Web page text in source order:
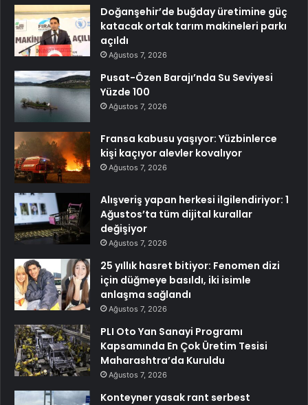
Doğanşehir’de buğday üretimine güç
katacak ortak tarım makineleri parkı
açıldı
Ağustos 7, 2026
Pusat-Özen Barajı’nda Su Seviyesi
Yüzde 100
Ağustos 7, 2026
Fransa kabusu yaşıyor: Yüzbinlerce
kişi kaçıyor alevler kovalıyor
Ağustos 7, 2026
Alışveriş yapan herkesi ilgilendiriyor: 1
Ağustos’ta tüm dijital kurallar
değişiyor
Ağustos 7, 2026
25 yıllık hasret bitiyor: Fenomen dizi
için düğmeye basıldı, iki isimle
anlaşma sağlandı
Ağustos 7, 2026
PLI Oto Yan Sanayi Programı
Kapsamında En Çok Üretim Tesisi
Maharashtra’da Kuruldu
Ağustos 7, 2026
Konteyner yasak rant serbest